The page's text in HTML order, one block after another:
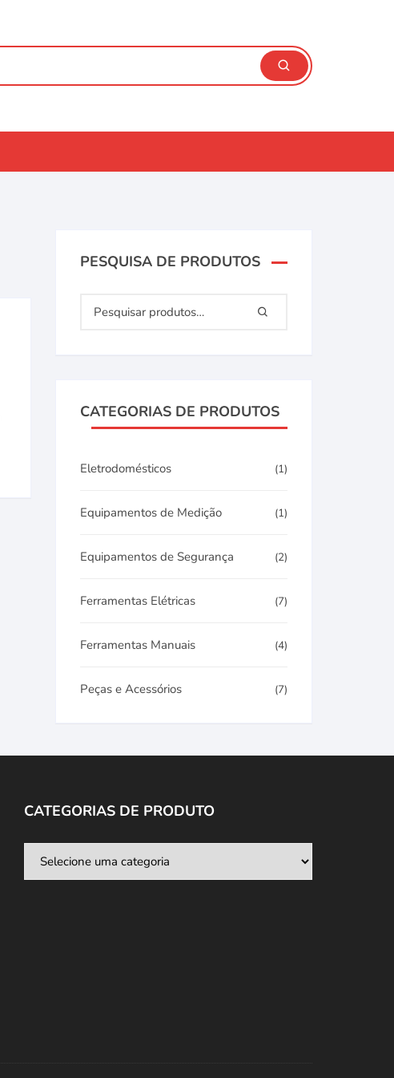
PESQUISA DE PRODUTOS
CATEGORIAS DE PRODUTOS
Eletrodomésticos (1)
Equipamentos de Medição (1)
Equipamentos de Segurança (2)
Ferramentas Elétricas (7)
Ferramentas Manuais (4)
Peças e Acessórios (7)
CATEGORIAS DE PRODUTO